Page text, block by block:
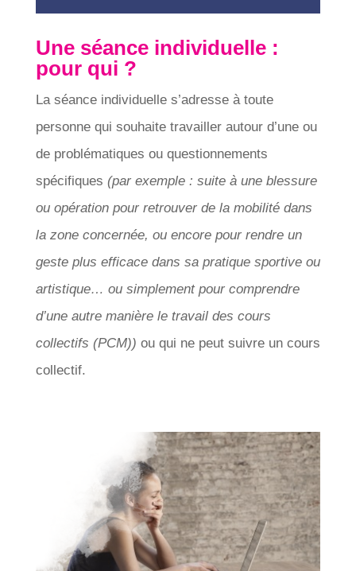
Une séance individuelle :
pour qui ?
La séance individuelle s’adresse à toute
personne qui souhaite travailler autour d’une ou
de problématiques ou questionnements
spécifiques (par exemple : suite à une blessure
ou opération pour retrouver de la mobilité dans
la zone concernée, ou encore pour rendre un
geste plus efficace dans sa pratique sportive ou
artistique… ou simplement pour comprendre
d’une autre manière le travail des cours
collectifs (PCM)) ou qui ne peut suivre un cours
collectif.